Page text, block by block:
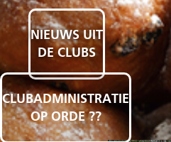
NIEUWS UIT
DE CLUBS
CLUBADMINISTRATIE
OP ORDE ??